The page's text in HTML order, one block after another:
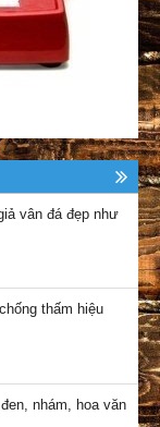
vân đá đẹp như
thấm hiệu
nhám, hoa văn